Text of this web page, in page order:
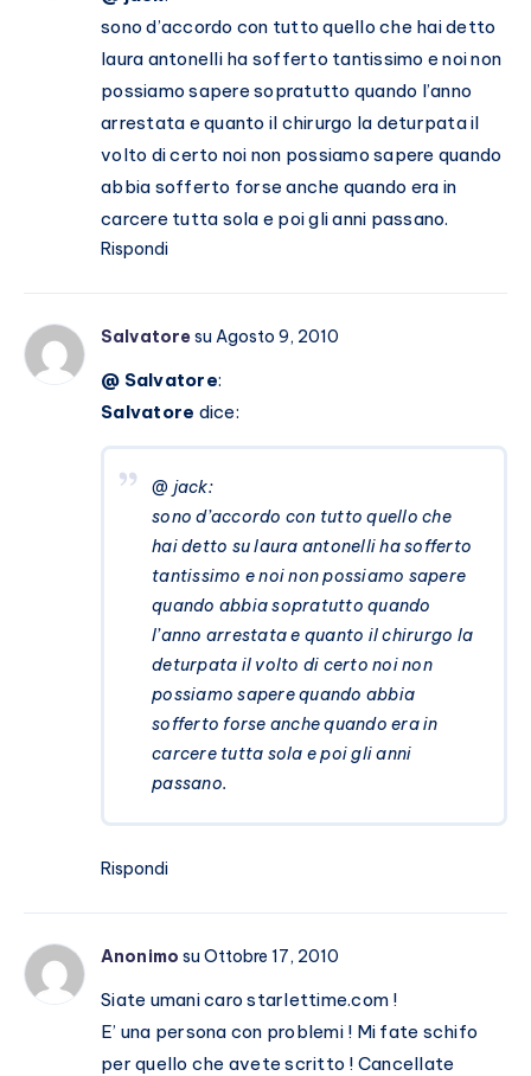
sono d’accordo con tutto quello che hai detto
laura antonelli ha sofferto tantissimo e noi non
possiamo sapere sopratutto quando l’anno
arrestata e quanto il chirurgo la deturpata il
volto di certo noi non possiamo sapere quando
abbia sofferto forse anche quando era in
carcere tutta sola e poi gli anni passano.
Rispondi
Salvatoresu Agosto 9, 2010
@ Salvatore:
Salvatore dice:
@ jack:
sono d’accordo con tutto quello che
hai detto su laura antonelli ha sofferto
tantissimo e noi non possiamo sapere
quando abbia sopratutto quando
l’anno arrestata e quanto il chirurgo la
deturpata il volto di certo noi non
possiamo sapere quando abbia
sofferto forse anche quando era in
carcere tutta sola e poi gli anni
passano.
Rispondi
Anonimo su Ottobre 17, 2010
Siate umani caro starlettime.com !
E’ una persona con problemi ! Mi fate schifo
per quello che avete scritto ! Cancellate